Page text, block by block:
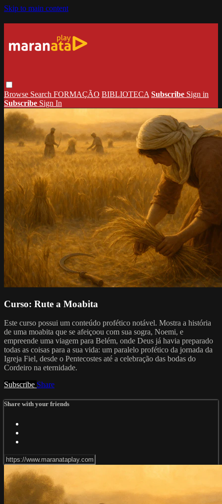
Skip to main content
Browse Search FORMAÇÃO BIBLIOTECA Subscribe Sign in
Subscribe Sign In
Curso: Rute a Moabita
Este curso possui um conteúdo profético notável. Mostra a história
de uma moabita que se afeiçoou com sua sogra, Noemi, e
empreende uma viagem para Belém, onde Deus já havia preparado
todas as coisas para a sua vida: um paralelo profético da jornada da
Igreja Fiel, desde o Pentecostes até a celebração das bodas do
Cordeiro na eternidade.
Subscribe Share
Share with your friends